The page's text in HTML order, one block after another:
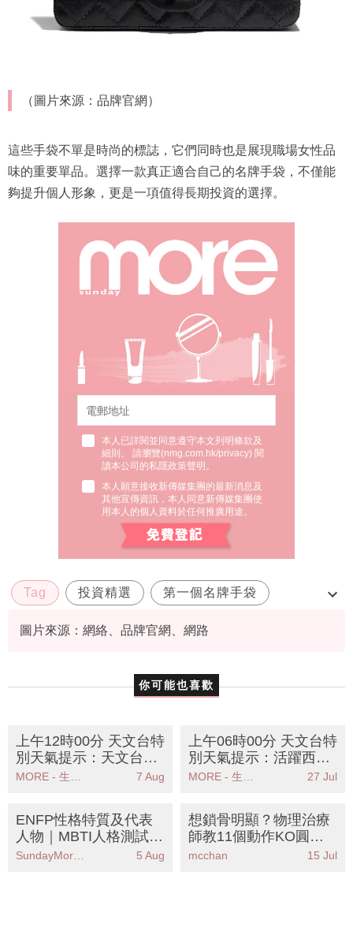
（圖片來源：品牌官網）
這些手袋不單是時尚的標誌，它們同時也是展現職場女性品
味的重要單品。選擇一款真正適合自己的名牌手袋，不僅能
夠提升個人形象，更是一項值得長期投資的選擇。
本人已詳閱並同意遵守本文列明條款及
細則。 請瀏覽(nmg.com.hk/privacy) 閱
讀本公司的私隱政策聲明。
本人願意接收新傳媒集團的最新消息及
其他宣傳資訊，本人同意新傳媒集團使
用本人的個人資料於任何推廣用途。
Tag 投資精選 第一個名牌手袋
職場時尚
圖片來源：網絡、品牌官網、網路
你可能也喜歡
上午12時00分 天文台特
別天氣提示：天文台提
醒週末酷熱天氣市民需
MORE - 生活品味 7 Aug
上午06時00分 天文台特
別天氣提示：活躍西南
氣流帶來驟雨及雷暴市
MORE - 生活品味 27 Jul
ENFP性格特質及代表
人物｜MBTI人格測試中
被稱為「競選者」人格
5 Aug
想鎖骨明顯？物理治療
師教11個動作KO圓肩
厚背丨告別胸小肌斜方
mcchan 15 Jul